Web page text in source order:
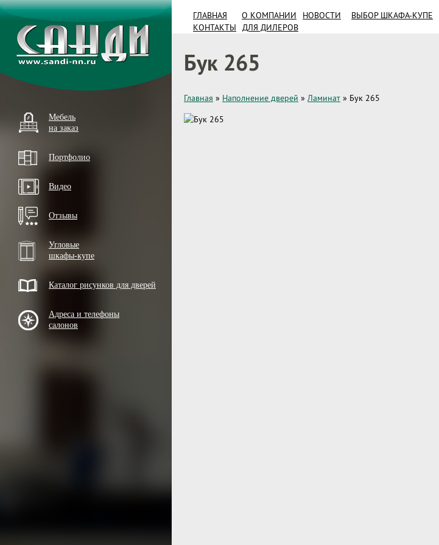
Мебель
на заказ
Портфолио
Видео
Отзывы
Угловые
шкафы-купе
Каталог рисунков для дверей
Адреса и телефоны
салонов
ГЛАВНАЯ О КОМПАНИИ НОВОСТИ ВЫБОР ШКАФА-КУПЕ
КОНТАКТЫ
ДЛЯ ДИЛЕРОВ
Бук 265
Главная » Наполнение дверей » Ламинат » Бук 265